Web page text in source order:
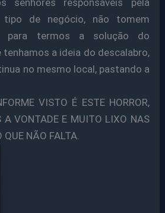
tipo de negócio, não tomem
para termos a solução do
tenhamos a ideia do descalabro,
no mesmo local, pastando a
VISTO É ESTE HORROR,
A VONTADE E MUITO LIXO NAS
NÃO FALTA.